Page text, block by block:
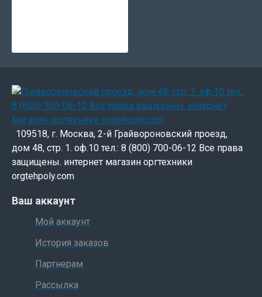
109518, г. Москва, 2-й Грайвороновский проезд,
дом 48, стр. 1. оф.10 тел.: 8 (800) 700-06-12 Все права
защищены. интернет магазин оргтехники
orgtehpoly.com
Ваш аккаунт
Мой аккаунт
История заказов
Партнерам
Рассылка